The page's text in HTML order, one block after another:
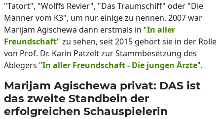
"Tatort", "Wolffs Revier", "Das Traumschiff" oder "Die
Männer vom K3", um nur einige zu nennen. 2007 war
Marijam Agischewa dann erstmals in "In aller
Freundschaft" zu sehen, seit 2015 gehört sie in der Rolle
von Prof. Dr. Karin Patzelt zur Stammbesetzung des
Ablegers "In aller Freundschaft - Die jungen Ärzte".
Marijam Agischewa privat: DAS ist
das zweite Standbein der
erfolgreichen Schauspielerin